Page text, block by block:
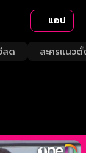
แอป
สด ละครแนวตั้